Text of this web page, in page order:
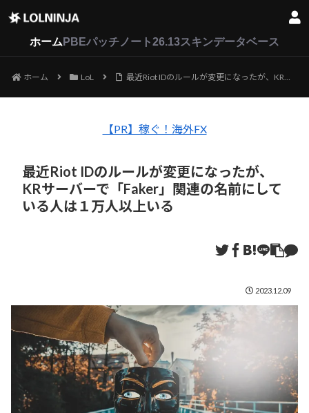
ホーム PBEパッチノート26.13スキンデータベース
ホーム LoL 最近Riot IDのルールが変更になったが、KRサーバーで「Faker」関連の名前にしている人は１万人以上いる
【PR】稼ぐ！海外FX
最近Riot IDのルールが変更になったが、
KRサーバーで「Faker」関連の名前にして
いる人は１万人以上いる
2023.12.09